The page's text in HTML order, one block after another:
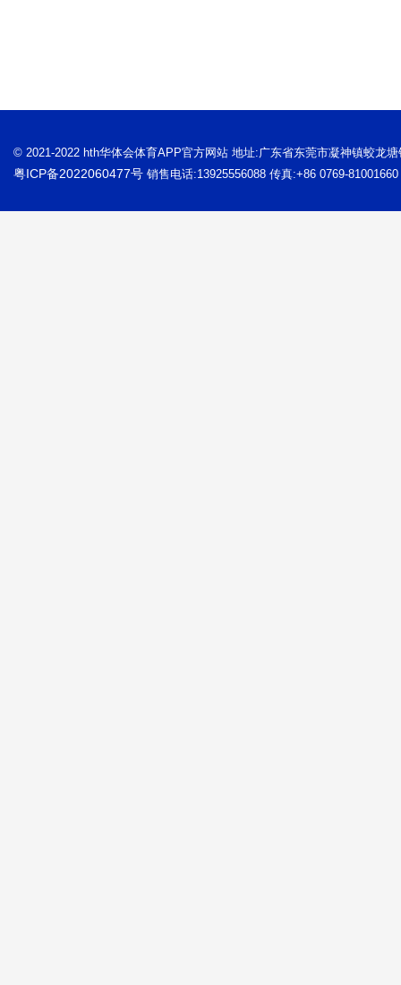
© 2021-2022 hth华体会体育APP官方网站 地址:广东省东莞市凝神镇蛟龙
粤ICP备2022060477号 销售电话:13925556088 传真:+86 0769-81001660